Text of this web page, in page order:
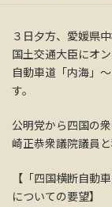
３日夕方、愛媛県
国土交通大臣にオ
自動車道「内海」
す。
公明党から四国の
崎正恭衆議院議員
【「四国横断自動
についての要望】